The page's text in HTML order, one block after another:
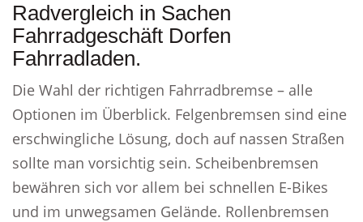
Radvergleich in Sachen
Fahrradgeschäft Dorfen
Fahrradladen.
Die Wahl der richtigen Fahrradbremse – alle
Optionen im Überblick. Felgenbremsen sind eine
erschwingliche Lösung, doch auf nassen Straßen
sollte man vorsichtig sein. Scheibenbremsen
bewähren sich vor allem bei schnellen E-Bikes
und im unwegsamen Gelände. Rollenbremsen